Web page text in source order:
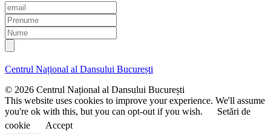
E
m
a
i
l
P
r
e
n
m
N
u
m
e
Centrul Național al Dansului București
© 2026 Centrul Național al Dansului București
This website uses cookies to improve your experience. We'll assume
you're ok with this, but you can opt-out if you wish.
Setări de
cookie
Accept